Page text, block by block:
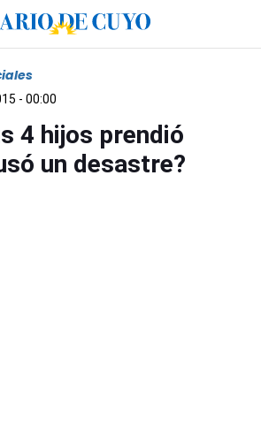
- 00:00
4 hijos prendió
un desastre?